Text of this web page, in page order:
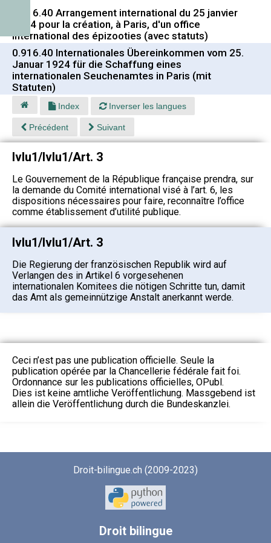
0.916.40 Arrangement international du 25 janvier
1924 pour la création, à Paris, d'un office
international des épizooties (avec statuts)
0.916.40 Internationales Übereinkommen vom 25.
Januar 1924 für die Schaffung eines
internationalen Seuchenamtes in Paris (mit
Statuten)
Index Inverser les langues
Précédent Suivant
lvlu1/lvlu1/Art. 3
Le Gouvernement de la République française prendra, sur
la demande du Comité international visé à l’art. 6, les
dispositions nécessaires pour faire, reconnaître l’office
comme établissement d’utilité publique.
lvlu1/lvlu1/Art. 3
Die Regierung der französischen Republik wird auf
Verlangen des in Artikel 6 vorgesehenen
internationalen Komitees die nötigen Schritte tun, damit
das Amt als gemeinnützige Anstalt anerkannt werde.
Ceci n’est pas une publication officielle. Seule la
publication opérée par la Chancellerie fédérale fait foi.
Ordonnance sur les publications officielles, OPubl.
Dies ist keine amtliche Veröffentlichung. Massgebend ist
allein die Veröffentlichung durch die Bundeskanzlei.
Droit-bilingue.ch (2009-2023)
Droitbilingue